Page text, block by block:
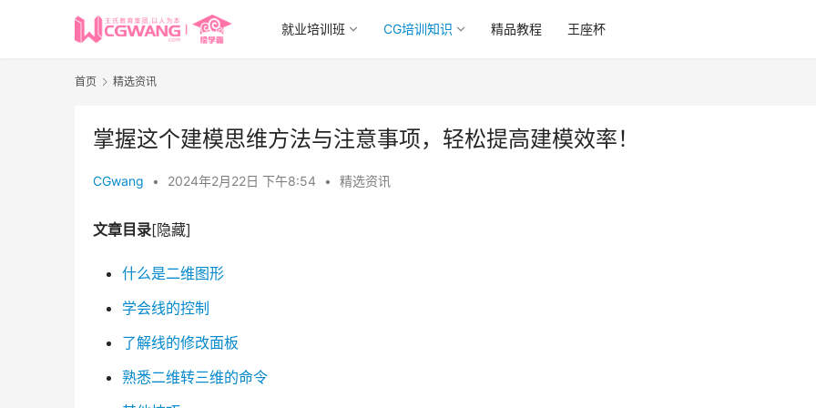
就业培训班 CG培训知识 精品教程 王座杯
首页 精选资讯
掌握这个建模思维方法与注意事项，轻松提高建模效率！
CGwang • 2024年2月22日 下午8:54 • 精选资讯
文章目录[隐藏]
什么是二维图形
学会线的控制
了解线的修改面板
熟悉二维转三维的命令